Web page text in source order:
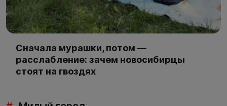
Сначала мурашки, потом —
расслабление: зачем новосибирцы
стоят на гвоздях